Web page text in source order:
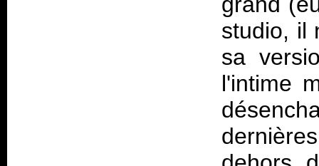
studio, il
sa
l'intime